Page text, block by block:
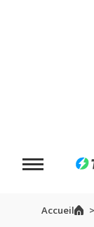
Accueil